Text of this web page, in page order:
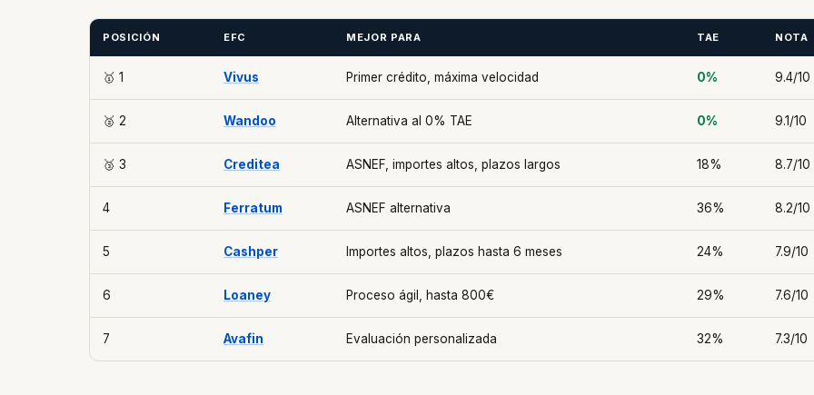
POSICIÓN EFC MEJOR PARA TAE NOTA
🥇 1 Vivus Primer crédito, máxima velocidad 0% 9.4/10
🥈 2 Wandoo Alternativa al 0% TAE 0% 9.1/10
🥉 3 Creditea ASNEF, importes altos, plazos largos 18% 8.7/10
4 Ferratum ASNEF alternativa 36% 8.2/10
5 Cashper Importes altos, plazos hasta 6 meses 24% 7.9/10
6 Loaney Proceso ágil, hasta 800€ 29% 7.6/10
7 Avafin Evaluación personalizada 32% 7.3/10